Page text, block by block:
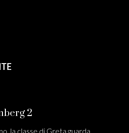
2
la classe di Greta guarda